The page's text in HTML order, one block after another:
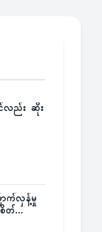
လည်း ဆိုး
ာက်လှန့်မှု
တ်